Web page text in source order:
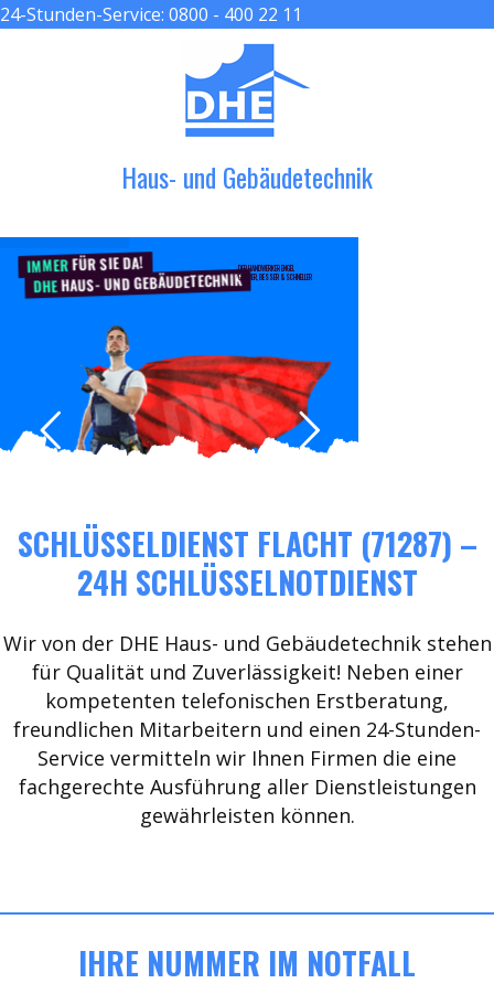
24-Stunden-Service: 0800 - 400 22 11
Haus- und Gebäudetechnik
IMMERFÜR SIE DA!
DHEHAUS- UND GEBÄUDETECHNIK
DER HANDWERKER ENGEL
GRÖßER, BESSER & SCHNELLER
SCHLÜSSELDIENST FLACHT (71287) –
24H SCHLÜSSELNOTDIENST
Wir von der DHE Haus- und Gebäudetechnik stehen
für Qualität und Zuverlässigkeit! Neben einer
kompetenten telefonischen Erstberatung,
freundlichen Mitarbeitern und einen 24-Stunden-
Service vermitteln wir Ihnen Firmen die eine
fachgerechte Ausführung aller Dienstleistungen
gewährleisten können.
IHRE NUMMER IM NOTFALL